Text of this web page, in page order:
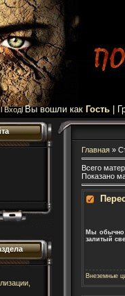
ВходlВы вошли как Гость |
Главная»
Всего
Показано
Мы обычно
залитый
Внеземные